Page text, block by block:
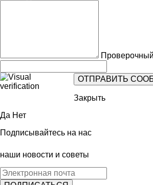
Закрыть
Да Нет
Подписывайтесь на нас
наши новости и советы